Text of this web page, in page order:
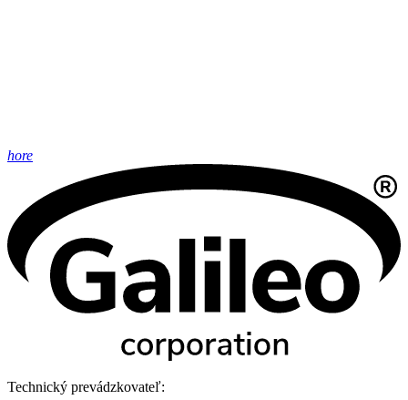
hore
Technický prevádzkovateľ: